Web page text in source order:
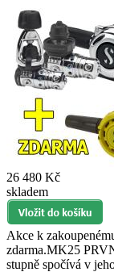
26 480 Kč
skladem
Akce k
zdarma.MK25
stupně spočívá v